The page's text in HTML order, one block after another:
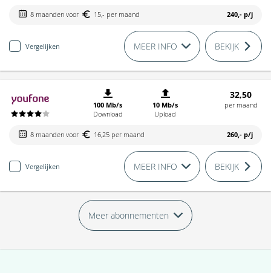
8 maanden voor 15,- per maand 240,- p/j
Vergelijken MEER INFO BEKIJK
100 Mb/s
Download
10 Mb/s
Upload
32,50
per maand
8 maanden voor 16,25 per maand 260,- p/j
Vergelijken MEER INFO BEKIJK
Meer abonnementen